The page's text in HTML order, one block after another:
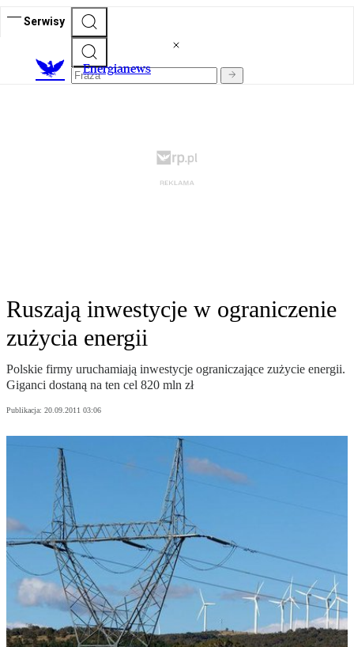
Serwisy
Energianews
Ruszają inwestycje w ograniczenie
zużycia energii
Polskie firmy uruchamiają inwestycje ograniczające zużycie energii.
Giganci dostaną na ten cel 820 mln zł
Publikacja: 20.09.2011 03:06